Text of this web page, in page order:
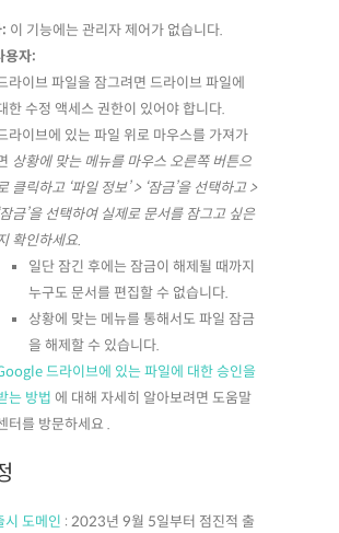
이 기능에는 관리자 제어가 없습니다.
용자:
라이브 파일을 잠그려면 드라이브 파일에
한 수정 액세스 권한이 있어야 합니다.
라이브에 있는 파일 위로 마우스를 가져가
상황에 맞는 메뉴를 마우스 오른쪽 버튼으
클릭하고 ‘파일 정보’ > ‘잠금’을 선택하고 >
‘잠금’을 선택하여 실제로 문서를 잠그고 싶은
확인하세요.
일단 잠긴 후에는 잠금이 해제될 때까지
누구도 문서를 편집할 수 없습니다.
상황에 맞는 메뉴를 통해서도 파일 잠금
을 해제할 수 있습니다.
드라이브에 있는 파일에 대한 승인을
는 방법 에 대해 자세히 알아보려면 도움말
터를 방문하세요 .
시 도메인 : 2023년 9월 5일부터 점진적 출